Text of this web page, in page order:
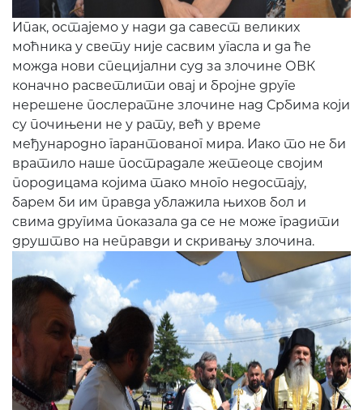
Ипак, остајемо у нади да савест великих
моћника у свету није сасвим угасла и да ће
можда нови специјални суд за злочине ОВК
коначно расветлити овај и бројне друге
нерешене послератне злочине над Србима који
су почињени не у рату, већ у време
међународно гарантованог мира. Иако то не би
вратило наше пострадале жетеоце својим
породицама којима тако много недостају,
барем би им правда ублажила њихов бол и
свима другима показала да се не може градити
друштво на неправди и скривању злочина.